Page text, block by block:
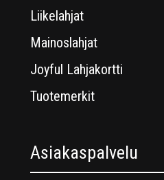
Liikelahjat
Mainoslahjat
Joyful Lahjakortti
Tuotemerkit
Asiakaspalvelu